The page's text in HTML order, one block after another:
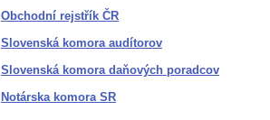
Obchodní rejstřík ČR
Slovenská komora audítorov
Slovenská komora daňových poradcov
Notárska komora SR